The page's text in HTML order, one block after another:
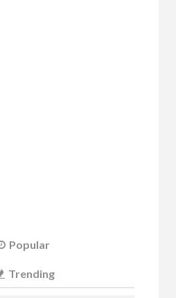
Popular
Trending